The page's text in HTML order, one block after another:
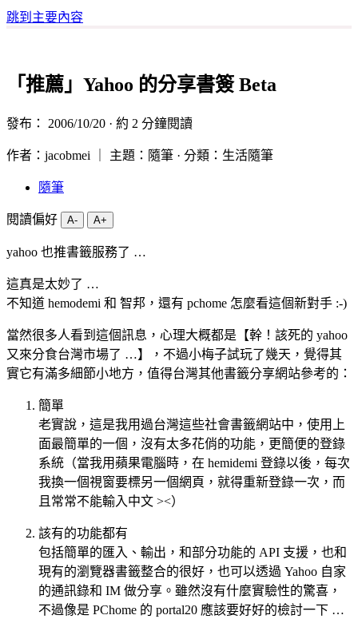
跳到主要內容
「推薦」Yahoo 的分享書簽 Beta
發布： 2006/10/20 · 約 2 分鐘閱讀
作者：jacobmei ｜ 主題：隨筆 · 分類：生活隨筆
隨筆
閱讀偏好 A- A+
yahoo 也推書籤服務了 …
這真是太妙了 …
不知道 hemodemi 和 智邦，還有 pchome 怎麼看這個新對手 :-)
當然很多人看到這個訊息，心理大概都是【幹！該死的 yahoo
又來分食台灣市場了 …】，不過小梅子試玩了幾天，覺得其
實它有滿多細節小地方，值得台灣其他書籤分享網站參考的：
簡單
老實說，這是我用過台灣這些社會書籤網站中，使用上
面最簡單的一個，沒有太多花俏的功能，更簡便的登錄
系統（當我用蘋果電腦時，在 hemidemi 登錄以後，每次
我換一個視窗要標另一個網頁，就得重新登錄一次，而
且常常不能輸入中文 ><）
該有的功能都有
包括簡單的匯入、輸出，和部分功能的 API 支援，也和
現有的瀏覽器書籤整合的很好，也可以透過 Yahoo 自家
的通訊錄和 IM 做分享。雖然沒有什麼實驗性的驚喜，
不過像是 PChome 的 portal20 應該要好好的檢討一下 …